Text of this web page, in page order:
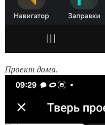
Проект дома.